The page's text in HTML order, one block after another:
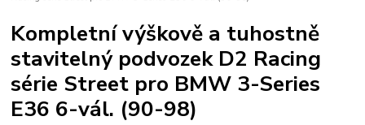
Kompletní výškově a tuhostně
stavitelný podvozek D2 Racing
série Street pro BMW 3-Series
E36 6-vál. (90-98)